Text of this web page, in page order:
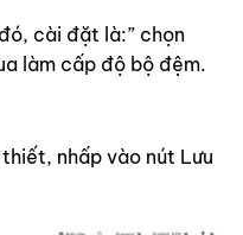
cài đặt là:” chọn
làm cấp độ bộ đệm.
nhấp vào nút Lưu